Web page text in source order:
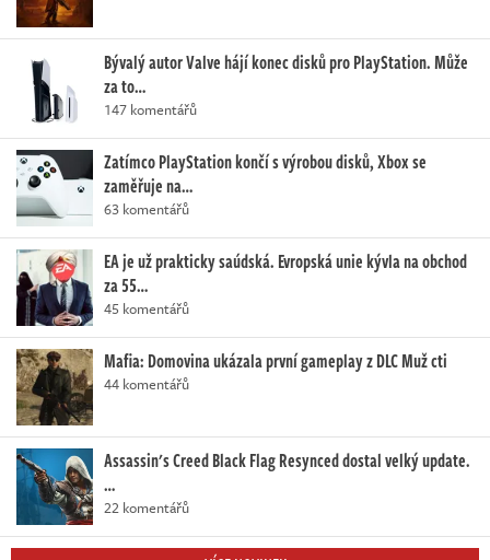
Bývalý autor Valve hájí konec disků pro PlayStation. Může
za to…
147 komentářů
Zatímco PlayStation končí s výrobou disků, Xbox se
zaměřuje na…
63 komentářů
EA je už prakticky saúdská. Evropská unie kývla na obchod
za 55…
45 komentářů
Mafia: Domovina ukázala první gameplay z DLC Muž cti
44 komentářů
Assassin's Creed Black Flag Resynced dostal velký update.
…
22 komentářů